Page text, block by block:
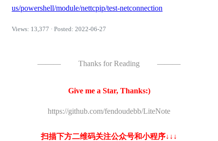
us/powershell/module/nettcpip/test-netconnection
Views: 13,377 · Posted: 2022-06-27
——— Thanks for Reading ———
Give me a Star, Thanks:)
https://github.com/fendoudebb/LiteNote
扫描下方二维码关注公众号和小程序↓↓↓